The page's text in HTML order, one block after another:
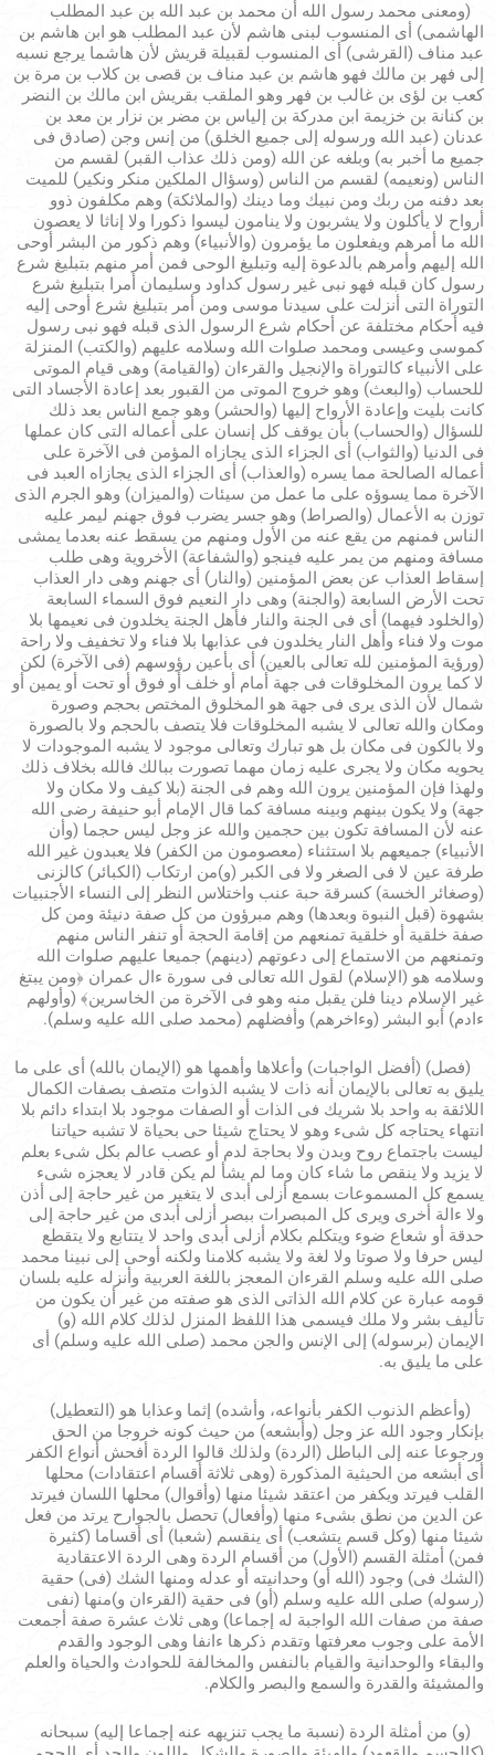
(ومعنى محمد رسول الله أن محمد بن عبد الله بن عبد المطلب
الهاشمى) أى المنسوب لبنى هاشم لأن عبد المطلب هو ابن هاشم بن
عبد مناف (القرشى) أى المنسوب لقبيلة قريش لأن هاشما يرجع نسبه
إلى فهر بن مالك فهو هاشم بن عبد مناف بن قصى بن كلاب بن مرة بن
كعب بن لؤى بن غالب بن فهر وهو الملقب بقريش ابن مالك بن النضر
بن كنانة بن خزيمة ابن مدركة بن إلياس بن مضر بن نزار بن معد بن
عدنان (عبد الله ورسوله إلى جميع الخلق) من إنس وجن (صادق فى
جميع ما أخبر به) وبلغه عن الله (ومن ذلك عذاب القبر) لقسم من
الناس (ونعيمه) لقسم من الناس (وسؤال الملكين منكر ونكير) للميت
بعد دفنه من ربك ومن نبيك وما دينك (والملائكة) وهم مكلفون ذوو
أرواح لا يأكلون ولا يشربون ولا ينامون ليسوا ذكورا ولا إناثا لا يعصون
الله ما أمرهم ويفعلون ما يؤمرون (والأنبياء) وهم ذكور من البشر أوحى
الله إليهم وأمرهم بالدعوة إليه وتبليغ الوحى فمن أمر منهم بتبليغ شرع
رسول كان قبله فهو نبى غير رسول كداود وسليمان أمرا بتبليغ شرع
التوراة التى أنزلت على سيدنا موسى ومن أمر بتبليغ شرع أوحى إليه
فيه أحكام مختلفة عن أحكام شرع الرسول الذى قبله فهو نبى رسول
كموسى وعيسى ومحمد صلوات الله وسلامه عليهم (والكتب) المنزلة
على الأنبياء كالتوراة والإنجيل والقرءان (والقيامة) وهى قيام الموتى
للحساب (والبعث) وهو خروج الموتى من القبور بعد إعادة الأجساد التى
كانت بليت وإعادة الأرواح إليها (والحشر) وهو جمع الناس بعد ذلك
للسؤال (والحساب) بأن يوقف كل إنسان على أعماله التى كان عملها
فى الدنيا (والثواب) أى الجزاء الذى يجازاه المؤمن فى الآخرة على
أعماله الصالحة مما يسره (والعذاب) أى الجزاء الذى يجازاه العبد فى
الآخرة مما يسوؤه على ما عمل من سيئات (والميزان) وهو الجرم الذى
توزن به الأعمال (والصراط) وهو جسر يضرب فوق جهنم ليمر عليه
الناس فمنهم من يقع عنه من الأول ومنهم من يسقط عنه بعدما يمشى
مسافة ومنهم من يمر عليه فينجو (والشفاعة) الأخروية وهى طلب
إسقاط العذاب عن بعض المؤمنين (والنار) أى جهنم وهى دار العذاب
تحت الأرض السابعة (والجنة) وهى دار النعيم فوق السماء السابعة
(والخلود فيهما) أى فى الجنة والنار فأهل الجنة يخلدون فى نعيمها بلا
موت ولا فناء وأهل النار يخلدون فى عذابها بلا فناء ولا تخفيف ولا راحة
(ورؤية المؤمنين لله تعالى بالعين) أى بأعين رؤوسهم (فى الآخرة) لكن
لا كما يرون المخلوقات فى جهة أمام أو خلف أو فوق أو تحت أو يمين أو
شمال لأن الذى يرى فى جهة هو المخلوق المختص بحجم وصورة
ومكان والله تعالى لا يشبه المخلوقات فلا يتصف بالحجم ولا بالصورة
ولا بالكون فى مكان بل هو تبارك وتعالى موجود لا يشبه الموجودات لا
يحويه مكان ولا يجرى عليه زمان مهما تصورت ببالك فالله بخلاف ذلك
ولهذا فإن المؤمنين يرون الله وهم فى الجنة (بلا كيف ولا مكان ولا
جهة) ولا يكون بينهم وبينه مسافة كما قال الإمام أبو حنيفة رضى الله
عنه لأن المسافة تكون بين حجمين والله عز وجل ليس حجما (وأن
الأنبياء) جميعهم بلا استثناء (معصومون من الكفر) فلا يعبدون غير الله
طرفة عين لا فى الصغر ولا فى الكبر (و)من ارتكاب (الكبائر) كالزنى
(وصغائر الخسة) كسرقة حبة عنب واختلاس النظر إلى النساء الأجنبيات
بشهوة (قبل النبوة وبعدها) وهم مبرؤون من كل صفة دنيئة ومن كل
صفة خلقية أو خلقية تمنعهم من إقامة الحجة أو تنفر الناس منهم
وتمنعهم من الاستماع إلى دعوتهم (دينهم) جميعا عليهم صلوات الله
وسلامه هو (الإسلام) لقول الله تعالى فى سورة ءال عمران ﴿ومن يبتغ
غير الإسلام دينا فلن يقبل منه وهو فى الآخرة من الخاسرين﴾ (وأولهم
ءادم) أبو البشر (وءاخرهم) وأفضلهم (محمد صلى الله عليه وسلم).
(فصل) (أفضل الواجبات) وأعلاها وأهمها هو (الإيمان بالله) أى على ما
يليق به تعالى بالإيمان أنه ذات لا يشبه الذوات متصف بصفات الكمال
اللائقة به واحد بلا شريك فى الذات أو الصفات موجود بلا ابتداء دائم بلا
انتهاء يحتاجه كل شىء وهو لا يحتاج شيئا حى بحياة لا تشبه حياتنا
ليست باجتماع روح وبدن ولا بحاجة لدم أو عصب عالم بكل شىء بعلم
لا يزيد ولا ينقص ما شاء كان وما لم يشأ لم يكن قادر لا يعجزه شىء
يسمع كل المسموعات بسمع أزلى أبدى لا يتغير من غير حاجة إلى أذن
ولا ءالة أخرى ويرى كل المبصرات ببصر أزلى أبدى من غير حاجة إلى
حدقة أو شعاع ضوء ويتكلم بكلام أزلى أبدى واحد لا يتتابع ولا يتقطع
ليس حرفا ولا صوتا ولا لغة ولا يشبه كلامنا ولكنه أوحى إلى نبينا محمد
صلى الله عليه وسلم القرءان المعجز باللغة العربية وأنزله عليه بلسان
قومه عبارة عن كلام الله الذاتى الذى هو صفته من غير أن يكون من
تأليف بشر ولا ملك فيسمى هذا اللفظ المنزل لذلك كلام الله (و)
الإيمان (برسوله) إلى الإنس والجن محمد (صلى الله عليه وسلم) أى
على ما يليق به.
(وأعظم الذنوب الكفر بأنواعه، وأشده) إثما وعذابا هو (التعطيل)
بإنكار وجود الله عز وجل (وأبشعه) من حيث كونه خروجا من الحق
ورجوعا عنه إلى الباطل (الردة) ولذلك قالوا الردة أفحش أنواع الكفر
أى أبشعه من الحيثية المذكورة (وهى ثلاثة أقسام اعتقادات) محلها
القلب فيرتد ويكفر من اعتقد شيئا منها (وأقوال) محلها اللسان فيرتد
عن الدين من نطق بشىء منها (وأفعال) تحصل بالجوارح يرتد من فعل
شيئا منها (وكل قسم يتشعب) أى ينقسم (شعبا) أى أقساما (كثيرة
فمن) أمثلة القسم (الأول) من أقسام الردة وهى الردة الاعتقادية
(الشك فى) وجود (الله أو) وحدانيته أو عدله ومنها الشك (فى) حقية
(رسوله) صلى الله عليه وسلم (أو) فى حقية (القرءان و)منها (نفى
صفة من صفات الله الواجبة له إجماعا) وهى ثلاث عشرة صفة أجمعت
الأمة على وجوب معرفتها وتقدم ذكرها ءانفا وهى الوجود والقدم
والبقاء والوحدانية والقيام بالنفس والمخالفة للحوادث والحياة والعلم
والمشيئة والقدرة والسمع والبصر والكلام.
(و) من أمثلة الردة (نسبة ما يجب تنزيهه عنه إجماعا إليه) سبحانه